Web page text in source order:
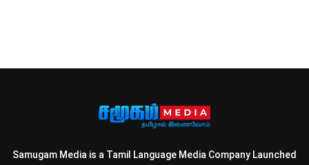
Samugam Media is a Tamil Language Media Company Launched